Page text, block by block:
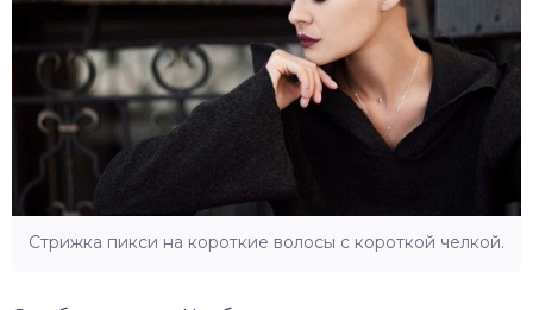
Стрижка пикси на короткие волосы с короткой челкой.